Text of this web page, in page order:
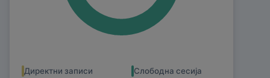
Директни записи Слободна сесија